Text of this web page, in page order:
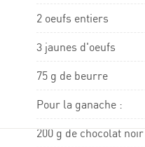
2 oeufs entiers
3 jaunes d'oeufs
75 g de beurre
Pour la ganache :
200 g de chocolat